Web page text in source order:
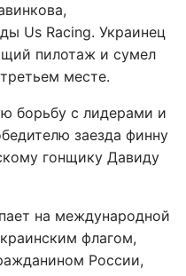
Us Racing. Украинец
пилотаж и сумел
месте.
борьбу с лидерами и
заезда финну
гонщику Давиду
на международной
флагом,
России,